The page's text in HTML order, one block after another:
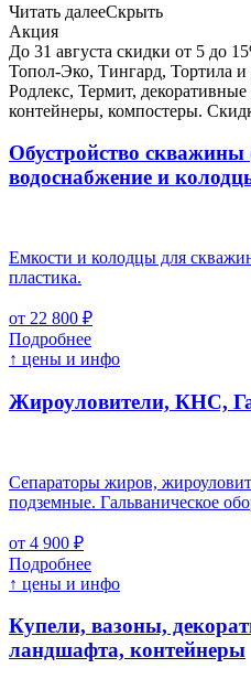
Читать далееСкрыть
Акция
До 31 августа скидки от 5 до
Топол-Эко, Тингард, Тортила
Родлекс, Термит,
контейнеры, компостеры.
Обустройство скважины
водоснабжение и
Емкости и колодцы для
пластика.
от 22 800 ₽
Подробнее
↑ цены и инфо
Жироуловители, КНС,
Сепараторы жиров,
подземные. Гальваническое
от 4 900 ₽
Подробнее
↑ цены и инфо
Купели, вазоны,
ландшафта, контейнеры